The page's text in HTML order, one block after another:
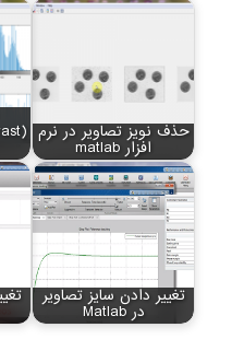
حذف نویز تصاویر در نرم
افزار matlab
تغییر دادن سایز تصاویر
در Matlab